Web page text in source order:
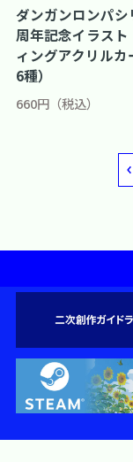
ダンガンロンパシ
周年記念イラスト
ィングアクリルカ
6種）
660円（税込）